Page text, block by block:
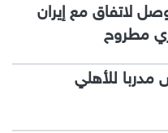
لاتفاق مع إيران
مطروح
مدربا للأهلي